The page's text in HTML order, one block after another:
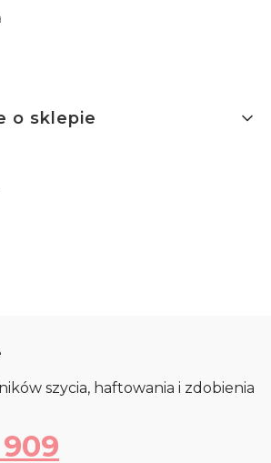
o sklepie
szycia, haftowania i zdobienia